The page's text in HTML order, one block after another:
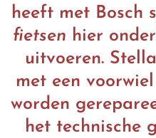
heeft met Bosch
fietsen hier
uitvoeren.
met een
worden
het technische